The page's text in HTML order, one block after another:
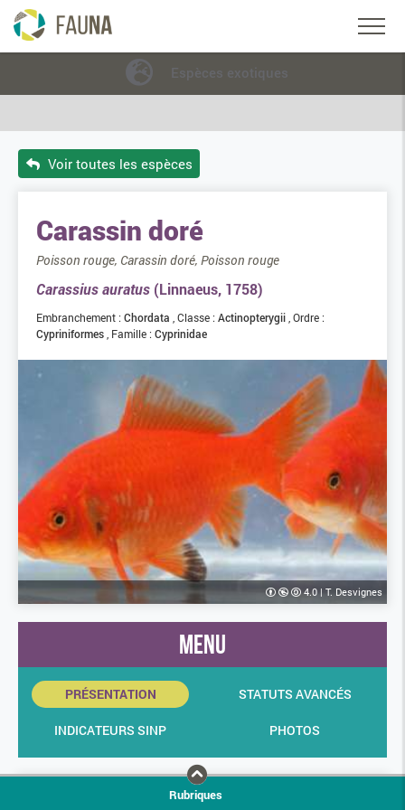
Espèces exotiques
Voir toutes les espèces
Carassin doré
Poisson rouge, Carassin doré, Poisson rouge
Carassius auratus (Linnaeus, 1758)
Embranchement : Chordata Classe : Actinopterygii Ordre :
Cypriniformes Famille : Cyprinidae
4.0 | T. Desvignes
menu
PRÉSENTATION STATUTS AVANCÉS
INDICATEURS SINP PHOTOS
Rubriques